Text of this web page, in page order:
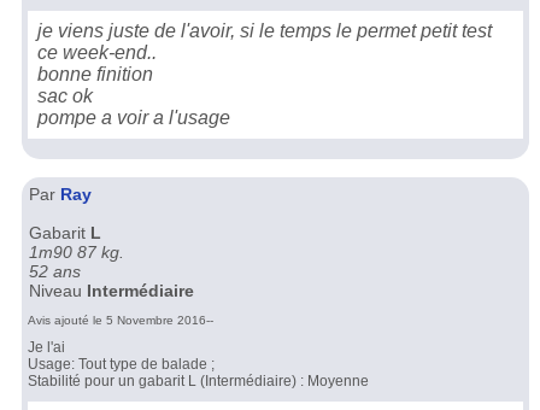
je viens juste de l'avoir, si le temps le permet petit test
ce week-end..
bonne finition
sac ok
pompe a voir a l'usage
Par Ray
Gabarit L
1m90 87 kg.
52 ans
Niveau Intermédiaire
Avis ajouté le 5 Novembre 2016--
Je l'ai
Usage: Tout type de balade ;
Stabilité pour un gabarit L (Intermédiaire) : Moyenne